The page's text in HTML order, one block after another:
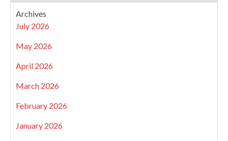
Archives
July 2026
May 2026
April 2026
March 2026
February 2026
January 2026